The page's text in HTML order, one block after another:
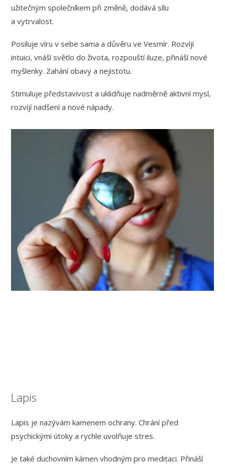
užitečným společníkem při změně, dodává sílu
a vytrvalost.
Posiluje víru v sebe sama a důvěru ve Vesmír. Rozvíjí
intuici, vnáší světlo do života, rozpouští iluze, přináší nové
myšlenky. Zahání obavy a nejistotu.
Stimuluje představivost a uklidňuje nadměrně aktivní mysl,
rozvíjí nadšení a nové nápady.
Lapis
Lapis je nazývám kamenem ochrany. Chrání před
psychickými útoky a rychle uvolňuje stres.
Je také duchovním kámen vhodným pro meditaci. Přináší